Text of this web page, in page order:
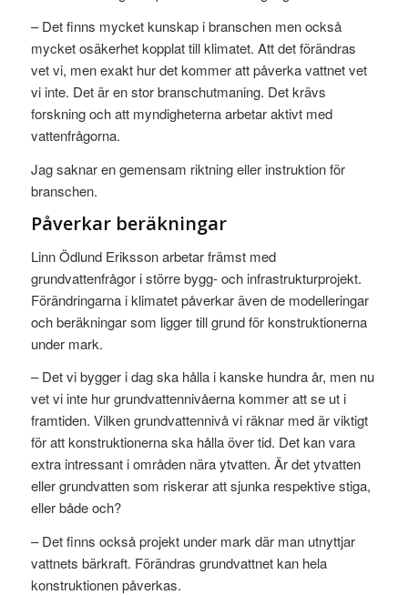
– Det finns mycket kunskap i branschen men också
mycket osäkerhet kopplat till klimatet. Att det förändras
vet vi, men exakt hur det kommer att påverka vattnet vet
vi inte. Det är en stor branschutmaning. Det krävs
forskning och att myndigheterna arbetar aktivt med
vattenfrågorna.
Jag saknar en gemensam riktning eller instruktion för
branschen.
Påverkar beräkningar
Linn Ödlund Eriksson arbetar främst med
grundvattenfrågor i större bygg- och infrastrukturprojekt.
Förändringarna i klimatet påverkar även de modelleringar
och beräkningar som ligger till grund för konstruktionerna
under mark.
– Det vi bygger i dag ska hålla i kanske hundra år, men nu
vet vi inte hur grundvattennivåerna kommer att se ut i
framtiden. Vilken grundvattennivå vi räknar med är viktigt
för att konstruktionerna ska hålla över tid. Det kan vara
extra intressant i områden nära ytvatten. Är det ytvatten
eller grundvatten som riskerar att sjunka respektive stiga,
eller både och?
– Det finns också projekt under mark där man utnyttjar
vattnets bärkraft. Förändras grundvattnet kan hela
konstruktionen påverkas.